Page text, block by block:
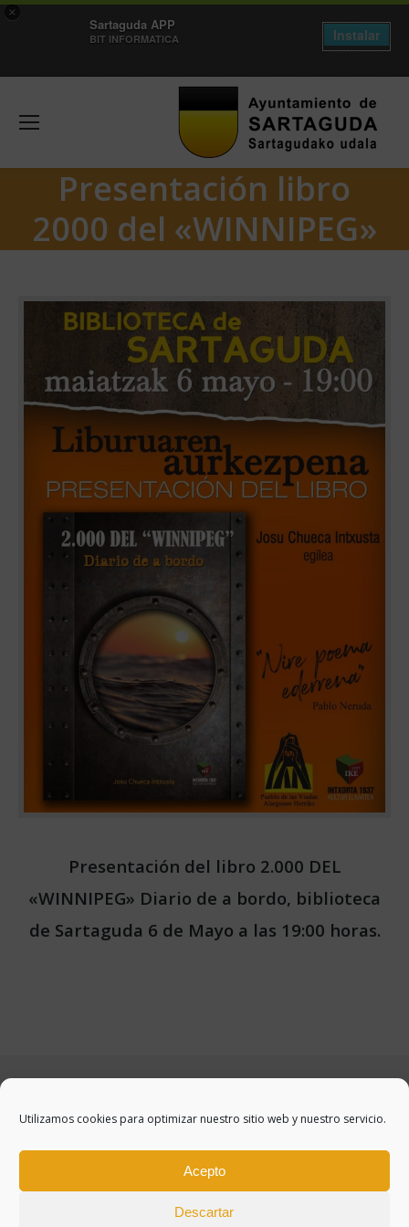
×
Sartaguda APP
BIT INFORMATICA Instalar
Utilizamos cookies para optimizar nuestro sitio web y nuestro servicio.
Acepto
Descartar
Presentación libro
2000 del «WINNIPEG»
Presentación del libro 2.000 DEL
«WINNIPEG» Diario de a bordo, biblioteca
de Sartaguda 6 de Mayo a las 19:00 horas.